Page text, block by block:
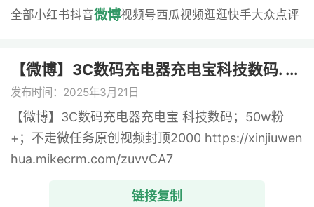
全部小红书抖音微博视频号西瓜视频逛逛快手大众点评
【微博】3C数码充电器充电宝科技数码. ...
发布时间：2025年3月21日
【微博】3C数码充电器充电宝 科技数码；50w粉
+；不走微任务原创视频封顶2000 https://xinjiuwen
hua.mikecrm.com/zuvvCA7
链接复制